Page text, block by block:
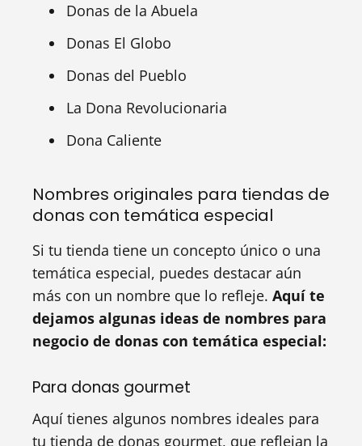
Donas de la Abuela
Donas El Globo
Donas del Pueblo
La Dona Revolucionaria
Dona Caliente
Nombres originales para tiendas de
donas con temática especial
Si tu tienda tiene un concepto único o una
temática especial, puedes destacar aún
más con un nombre que lo refleje. Aquí te
dejamos algunas ideas de nombres para
negocio de donas con temática especial:
Para donas gourmet
Aquí tienes algunos nombres ideales para
tu tienda de donas gourmet, que reflejan la